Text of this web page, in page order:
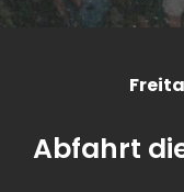
Abfahrt